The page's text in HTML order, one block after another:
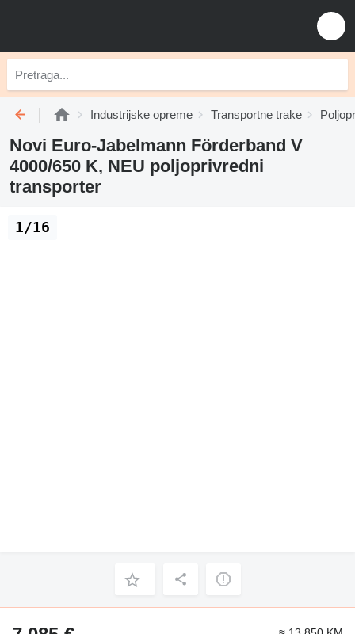
Industrijske opreme Transportne trake
Novi Euro-Jabelmann Förderband V
4000/650 K, NEU poljoprivredni
transporter
1/16